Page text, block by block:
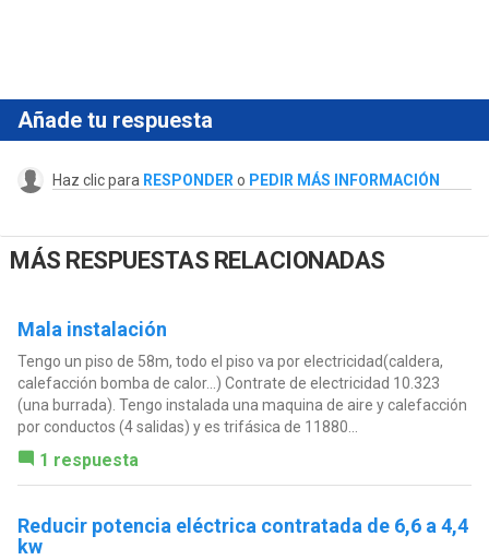
Añade tu respuesta
Haz clic para RESPONDER o PEDIR MÁS INFORMACIÓN
MÁS RESPUESTAS RELACIONADAS
Mala instalación
Tengo un piso de 58m, todo el piso va por electricidad(caldera,
calefacción bomba de calor...) Contrate de electricidad 10.323
(una burrada). Tengo instalada una maquina de aire y calefacción
por conductos (4 salidas) y es trifásica de 11880...
1 respuesta
Reducir potencia eléctrica contratada de 6,6 a 4,4
kw